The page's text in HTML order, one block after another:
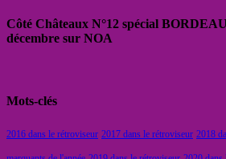
Côté Châteaux N°12 spécial
décembre sur NOA
Mots-clés
2016 dans le rétroviseur 2017 dans le rétroviseur 2018